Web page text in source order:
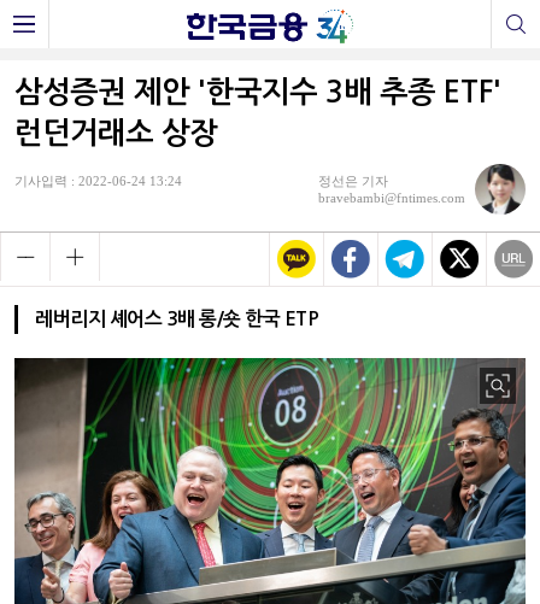
삼성증권 제안 '한국지수 3배 추종 ETF'
런던거래소 상장
기사입력 : 2022-06-24 13:24
정선은 기자
bravebambi@fntimes.com
레버리지 셰어스 3배 롱/숏 한국 ETP